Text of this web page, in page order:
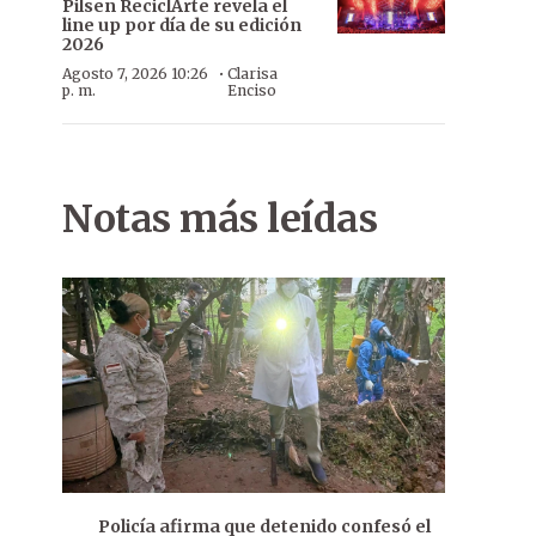
Pilsen ReciclArte revela el
line up por día de su edición
2026
Agosto 7, 2026 10:26
p. m.
·Clarisa
Enciso
Notas más leídas
Policía afirma que detenido confesó el